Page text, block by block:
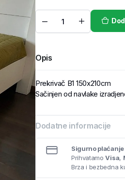
Opis
Prekrivač B1 150x210cm
Sačinjen od navlake
Dodatne informacije
Sigurno
PrihvatamoVisa,
Brza i bezbedna